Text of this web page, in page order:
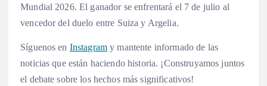
Mundial 2026. El ganador se enfrentará el 7 de julio al
vencedor del duelo entre Suiza y Argelia.
Síguenos en Instagram y mantente informado de las
noticias que están haciendo historia. ¡Construyamos juntos
el debate sobre los hechos más significativos!